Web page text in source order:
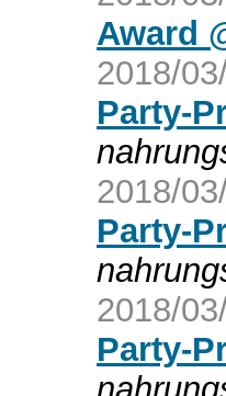
Award
2018/
Party-
2018/
Party-
2018/
Party-